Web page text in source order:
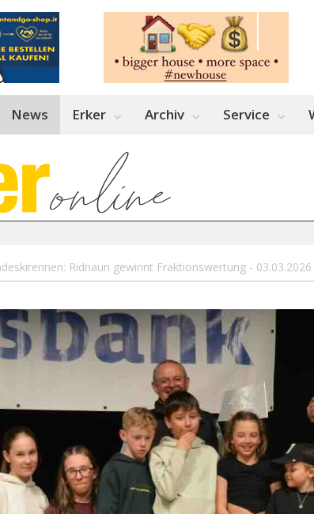
News Erker Archiv Service
Ridnaun gewinnt Fraktionswertung - 03.03.2026